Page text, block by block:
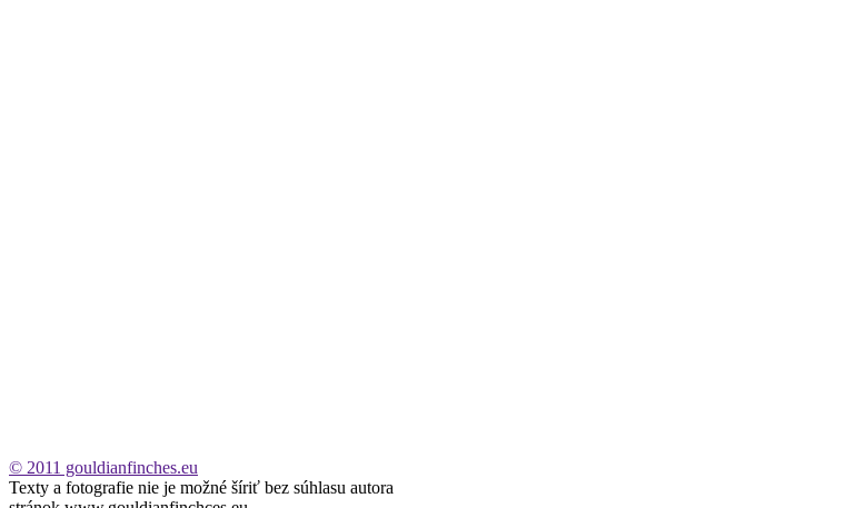
© 2011 gouldianfinches.eu
Texty a fotografie nie je možné šíriť bez súhlasu autora